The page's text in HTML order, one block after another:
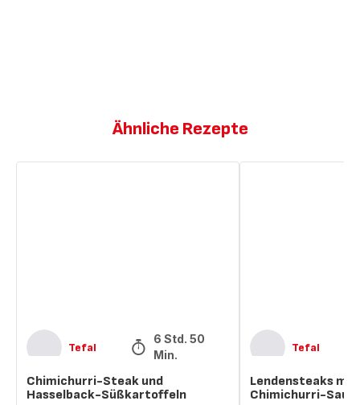
Ähnliche Rezepte
Tefal
6 Std. 50
Min.
Chimichurri-Steak und
Hasselback-Süßkartoffeln
Tefal
Lendensteaks mit
Chimichurri-